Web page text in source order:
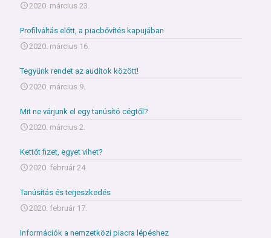
2020. március 23.
Profilváltás előtt, a piacbővítés kapujában
2020. március 16.
Tegyünk rendet az auditok között!
2020. március 9.
Mit ne várjunk el egy tanúsító cégtől?
2020. március 2.
Kettőt fizet, egyet vihet?
2020. február 24.
Tanúsítás és terjeszkedés
2020. február 17.
Információk a nemzetközi piacra lépéshez